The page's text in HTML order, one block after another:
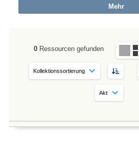
0 Ressourcen gefunden